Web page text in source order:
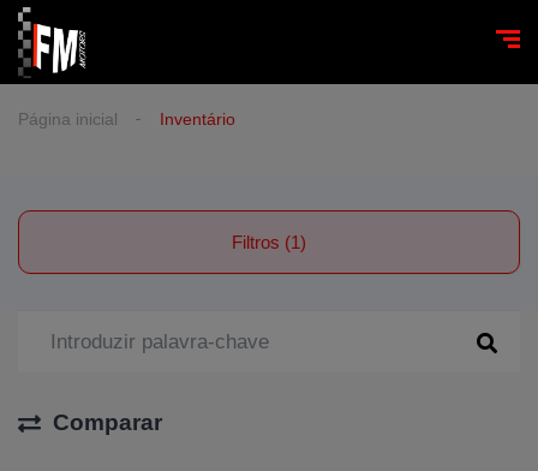
Página inicial Inventário
Filtros (1)
Comparar